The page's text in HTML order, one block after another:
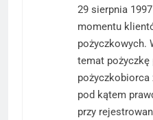
29 sierpnia
momentu
pożyczkowych.
temat pożyczkę
pożyczkobiorca
pod kątem
przy